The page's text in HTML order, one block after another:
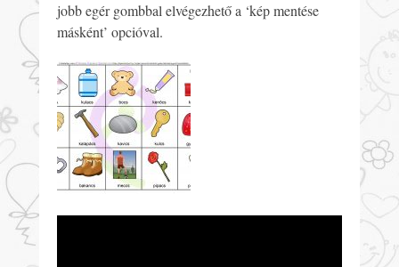
jobb egér gombbal elvégezhető a ‘kép mentése
másként’ opcióval.